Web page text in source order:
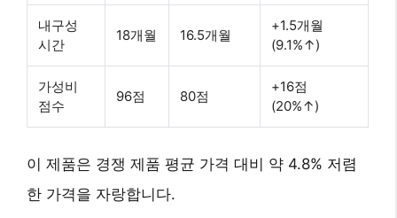
내구성
시간
18개월 16.5개월
+1.5개월
(9.1%↑)
가성비
점수
96점 80점
+16점
(20%↑)
이 제품은 경쟁 제품 평균 가격 대비 약 4.8% 저렴
한 가격을 자랑합니다.